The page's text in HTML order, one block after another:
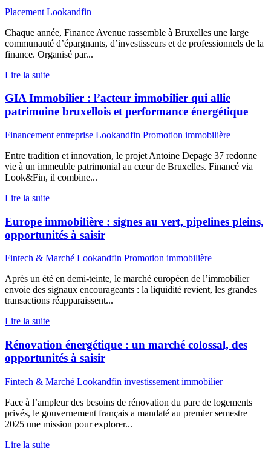
Placement Lookandfin
Chaque année, Finance Avenue rassemble à Bruxelles une large
communauté d’épargnants, d’investisseurs et de professionnels de la
finance. Organisé par...
Lire la suite
GIA Immobilier : l’acteur immobilier qui allie
patrimoine bruxellois et performance énergétique
Financement entreprise Lookandfin Promotion immobilière
Entre tradition et innovation, le projet Antoine Depage 37 redonne
vie à un immeuble patrimonial au cœur de Bruxelles. Financé via
Look&Fin, il combine...
Lire la suite
Europe immobilière : signes au vert, pipelines pleins,
opportunités à saisir
Fintech & Marché Lookandfin Promotion immobilière
Après un été en demi-teinte, le marché européen de l’immobilier
envoie des signaux encourageants : la liquidité revient, les grandes
transactions réapparaissent...
Lire la suite
Rénovation énergétique : un marché colossal, des
opportunités à saisir
Fintech & Marché Lookandfin investissement immobilier
Face à l’ampleur des besoins de rénovation du parc de logements
privés, le gouvernement français a mandaté au premier semestre
2025 une mission pour explorer...
Lire la suite